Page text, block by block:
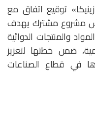
توقيع اتفاق مع
مشروع مشترك يهدف
والمنتجات الدوائية
ضمن خطتها لتعزيز
في قطاع الصناعات